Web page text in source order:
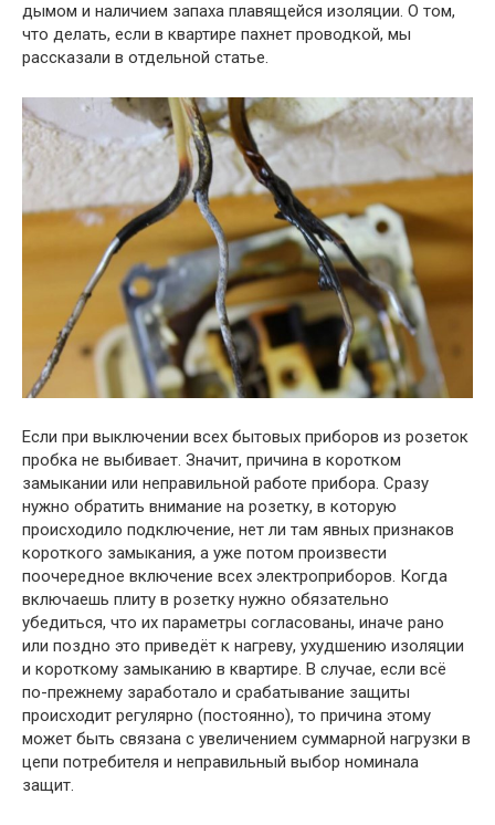
дымом и наличием запаха плавящейся изоляции. О том,
что делать, если в квартире пахнет проводкой, мы
рассказали в отдельной статье.
Если при выключении всех бытовых приборов из розеток
пробка не выбивает. Значит, причина в коротком
замыкании или неправильной работе прибора. Сразу
нужно обратить внимание на розетку, в которую
происходило подключение, нет ли там явных признаков
короткого замыкания, а уже потом произвести
поочередное включение всех электроприборов. Когда
включаешь плиту в розетку нужно обязательно
убедиться, что их параметры согласованы, иначе рано
или поздно это приведёт к нагреву, ухудшению изоляции
и короткому замыканию в квартире. В случае, если всё
по-прежнему заработало и срабатывание защиты
происходит регулярно (постоянно), то причина этому
может быть связана с увеличением суммарной нагрузки в
цепи потребителя и неправильный выбор номинала
защит.